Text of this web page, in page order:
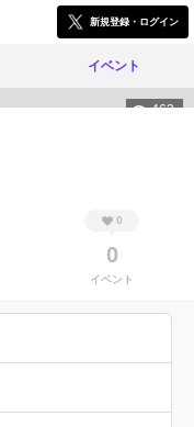
新規登録・ログイン
イベント
463
0
0
イベント